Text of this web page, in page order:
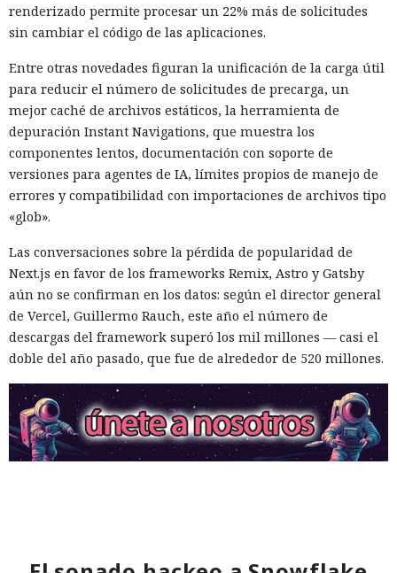
renderizado permite procesar un 22% más de solicitudes
sin cambiar el código de las aplicaciones.
Entre otras novedades figuran la unificación de la carga útil
para reducir el número de solicitudes de precarga, un
mejor caché de archivos estáticos, la herramienta de
depuración Instant Navigations, que muestra los
componentes lentos, documentación con soporte de
versiones para agentes de IA, límites propios de manejo de
errores y compatibilidad con importaciones de archivos tipo
«glob».
Las conversaciones sobre la pérdida de popularidad de
Next.js en favor de los frameworks Remix, Astro y Gatsby
aún no se confirman en los datos: según el director general
de Vercel, Guillermo Rauch, este año el número de
descargas del framework superó los mil millones — casi el
doble del año pasado, que fue de alrededor de 520 millones.